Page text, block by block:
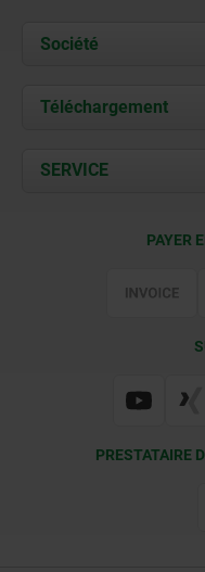
Société
À propos de nous
Contact
Téléchargement
Documents
SERVICE
PAYER
PRESTATAIRE